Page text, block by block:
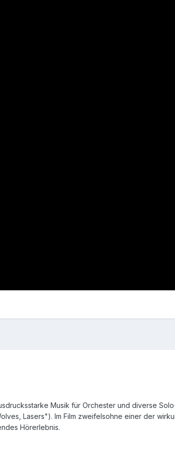
Musik für Orchester und diverse
Lasers"). Im Film zweifelsohne einer der
Hörerlebnis.